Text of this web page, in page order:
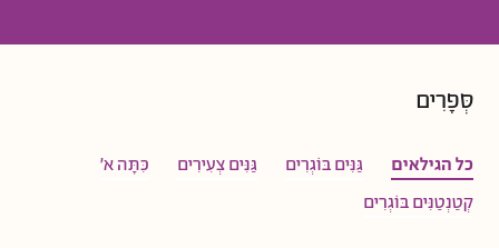
סְּפָרִים
כל הגילאים גַּנִּים בּוֹגְרִים גַּנִּים צְעִירִים
כִּתָּה א'
קְטַנְטַנִּים בּוֹגְרִים